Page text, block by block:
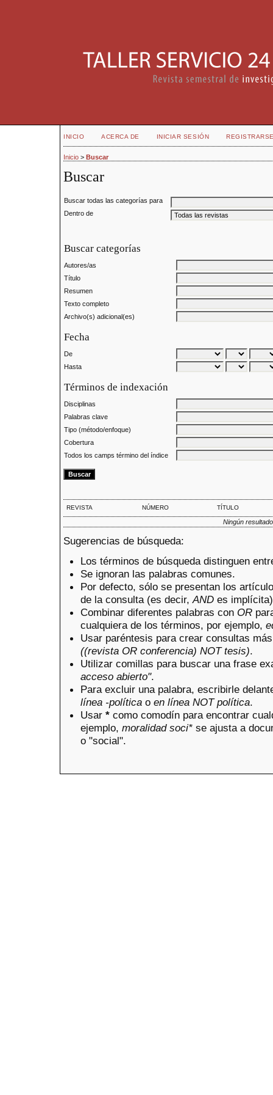
INICIO ACERCA DE INICIAR SESIÓN
Inicio > Buscar
Buscar
Buscar todas las categorías para
Dentro de
Buscar categorías
Autores/as
Título
Resumen
Texto completo
Archivo(s) adicional(es)
Fecha
De
Hasta
Términos de indexación
Disciplinas
Palabras clave
Tipo (método/enfoque)
Cobertura
Todos los camps término del índice
REVISTA NÚMERO TÍTULO
Ningún resultado
Sugerencias de búsqueda:
Los términos de búsqueda distinguen
Se ignoran las palabras comunes.
Por defecto, sólo se presentan los
de la consulta (es decir, AND es
Combinar diferentes palabras con OR
cualquiera de los términos, por ejemplo,
Usar paréntesis para crear consultas
((revista OR conferencia) NOT tesis).
Utilizar comillas para buscar una frase
acceso abierto".
Para excluir una palabra, escribirle
línea -política o en línea NOT política.
Usar * como comodín para encontrar
ejemplo, moralidad soci* se ajusta a
o "social".